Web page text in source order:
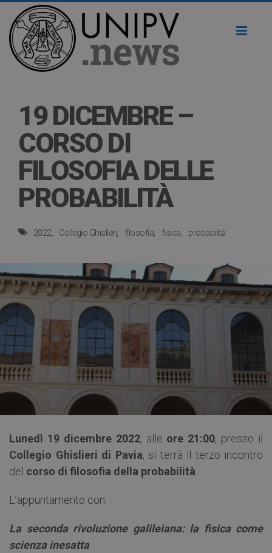
19 DICEMBRE –
CORSO DI
FILOSOFIA DELLE
PROBABILITÀ
2022 Collegio Ghislieri filosofia fisica probabilità
Lunedì 19 dicembre 2022, alle ore 21:00, presso il
Collegio Ghislieri di Pavia, si terrà il terzo incontro
del corso di filosofia della probabilità
L’appuntamento con:
La seconda rivoluzione galileiana: la fisica come
scienza inesatta